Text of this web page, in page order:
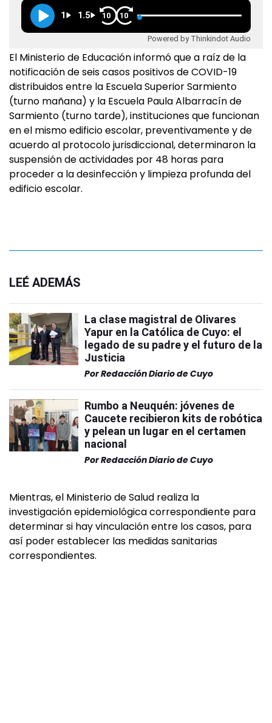
1 1.5 10 10
Powered by Thinkindot Audio
El Ministerio de Educación informó que a raíz de la
notificación de seis casos positivos de COVID-19
distribuidos entre la Escuela Superior Sarmiento
(turno mañana) y la Escuela Paula Albarracín de
Sarmiento (turno tarde), instituciones que funcionan
en el mismo edificio escolar, preventivamente y de
acuerdo al protocolo jurisdiccional, determinaron la
suspensión de actividades por 48 horas para
proceder a la desinfección y limpieza profunda del
edificio escolar.
LEÉ ADEMÁS
La clase magistral de Olivares
Yapur en la Católica de Cuyo: el
legado de su padre y el futuro de la
Justicia
PorRedacción Diario de Cuyo
Rumbo a Neuquén: jóvenes de
Caucete recibieron kits de robótica
y pelean un lugar en el certamen
nacional
PorRedacción Diario de Cuyo
Mientras, el Ministerio de Salud realiza la
investigación epidemiológica correspondiente para
determinar si hay vinculación entre los casos, para
así poder establecer las medidas sanitarias
correspondientes.